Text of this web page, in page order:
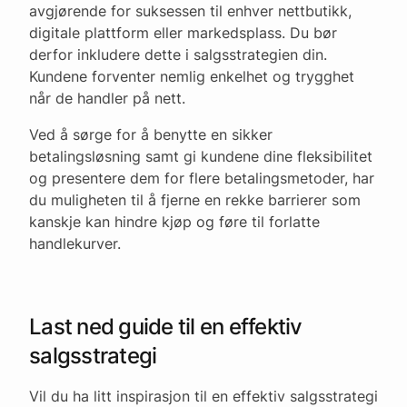
avgjørende for suksessen til enhver nettbutikk,
digitale plattform eller markedsplass. Du bør
derfor inkludere dette i salgsstrategien din.
Kundene forventer nemlig enkelhet og trygghet
når de handler på nett.
Ved å sørge for å benytte en sikker
betalingsløsning samt gi kundene dine fleksibilitet
og presentere dem for flere betalingsmetoder, har
du muligheten til å fjerne en rekke barrierer som
kanskje kan hindre kjøp og føre til forlatte
handlekurver.
Last ned guide til en effektiv
salgsstrategi
Vil du ha litt inspirasjon til en effektiv salgsstrategi